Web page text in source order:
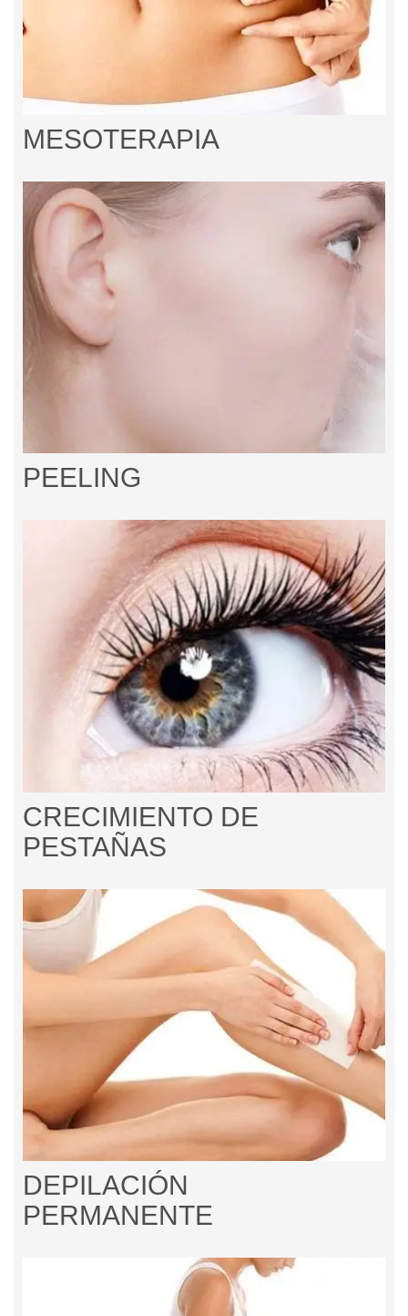
MESOTERAPIA
PEELING
CRECIMIENTO DE
PESTAÑAS
DEPILACIÓN
PERMANENTE